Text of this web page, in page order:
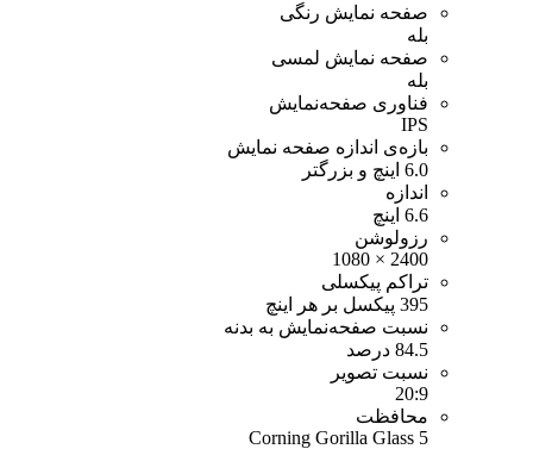
صفحه نمایش رنگی
بله
صفحه نمایش لمسی
بله
فناوری صفحه‌نمایش
IPS
بازه‌ی اندازه صفحه نمایش
6.0 اینچ و بزرگتر
اندازه
6.6 اینچ
رزولوشن
2400 × 1080
تراکم پیکسلی
395 پیکسل بر هر اینچ
نسبت صفحه‌نمایش به بدنه
84.5 درصد
نسبت تصویر
20:9
محافظت
Corning Gorilla Glass 5